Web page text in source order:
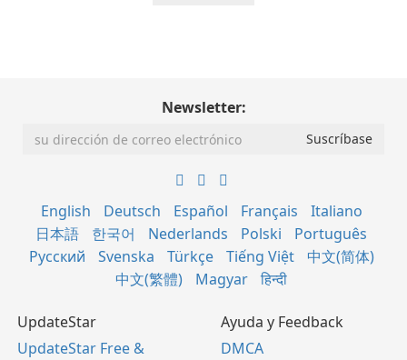
Newsletter:
English Deutsch Español Français
Italiano
日本語
한국어 Nederlands Polski
Português
Русский
Svenska Türkçe Tiếng Việt
中文(简体)
中文(繁體)
Magyar हिन्दी
UpdateStar
UpdateStar Free &
Ayuda y Feedback
DMCA